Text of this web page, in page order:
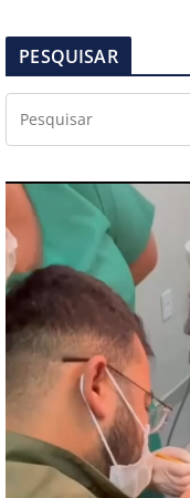
PESQUISAR